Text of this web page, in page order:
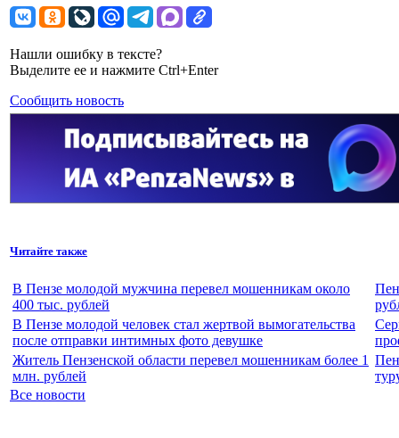
Нашли ошибку в тексте?
Выделите ее и нажмите Ctrl+Enter
Сообщить новость
Читайте также
В Пензе молодой мужчина перевел мошенникам около
400 тыс. рублей
В Пензе молодой человек стал жертвой вымогательства
после отправки интимных фото девушке
Житель Пензенской области перевел мошенникам более 1
млн. рублей
Все новости